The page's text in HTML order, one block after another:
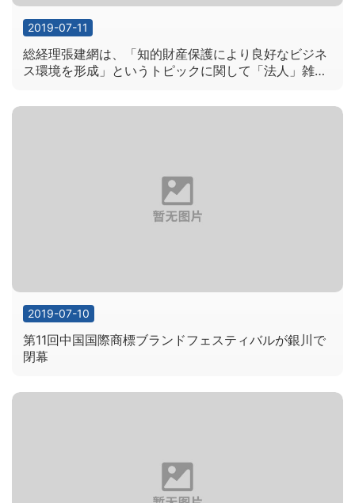
2019-07-11
総経理張建網は、「知的財産保護により良好なビジネ
ス環境を形成」というトピックに関して「法人」雑誌
2019-07-10
第11回中国国際商標ブランドフェスティバルが銀川で
閉幕